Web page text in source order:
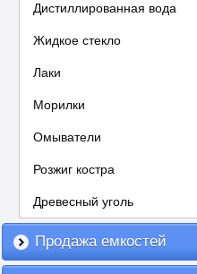
Дистиллированная вода
Жидкое стекло
Лаки
Морилки
Омыватели
Розжиг костра
Древесный уголь
Продажа емкостей